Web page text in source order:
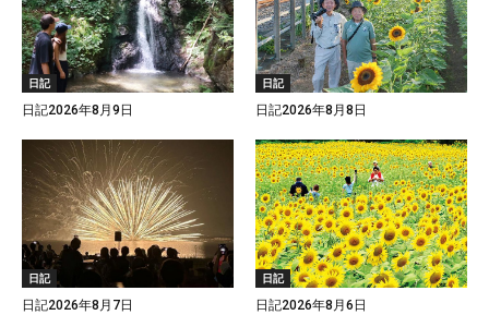
日記
日記2026年8月9日
日記
日記2026年8月8日
日記
日記2026年8月7日
日記
日記2026年8月6日